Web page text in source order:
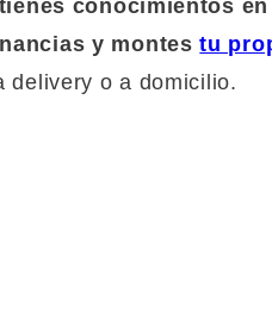
conocimientos
y montestu
delivery o a domicilio.